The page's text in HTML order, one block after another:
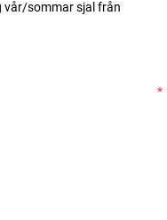
vår/sommar sjal från
*